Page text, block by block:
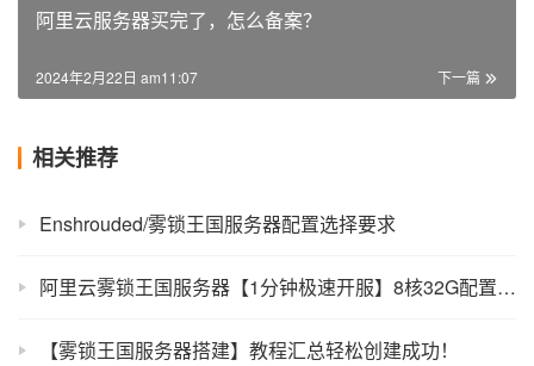
阿里云服务器买完了，怎么备案？
下一篇
2024年2月22日 am11:07
相关推荐
Enshrouded/雾锁王国服务器配置选择要求
阿里云雾锁王国服务器【1分钟极速开服】8核32G配置4玩家联机游戏
【雾锁王国服务器搭建】教程汇总轻松创建成功！